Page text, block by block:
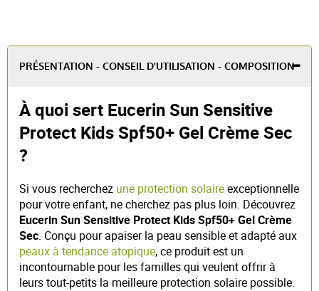
PRÉSENTATION - CONSEIL D'UTILISATION - COMPOSITION
À quoi sert Eucerin Sun Sensitive
Protect Kids Spf50+ Gel Crème Sec
?
Si vous recherchez une protection solaireexceptionnelle
pour votre enfant, ne cherchez pas plus loin. Découvrez
Eucerin Sun Sensitive Protect Kids Spf50+ Gel Crème
Sec. Conçu pour apaiser la peau sensible et adapté aux
peaux à tendance atopique, ce produit est un
incontournable pour les familles qui veulent offrir à
leurs tout-petits la meilleure protection solaire possible.